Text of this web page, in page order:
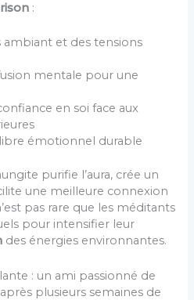
:
ambiant et des tensions
mentale pour une
en soi face aux
émotionnel durable
purifie l’aura, crée un
une meilleure connexion
pas rare que les méditants
pour intensifier leur
des énergies environnantes.
: un ami passionné de
plusieurs semaines de